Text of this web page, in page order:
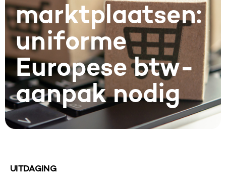
marktplaatsen:
uniforme
Europese btw-
aanpak nodig
UITDAGING